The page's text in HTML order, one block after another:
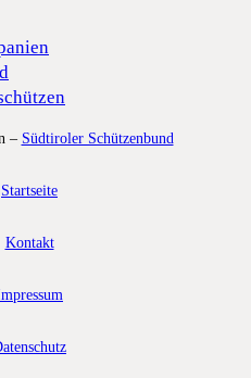
– Südtiroler Schützenbund
Startseite
Kontakt